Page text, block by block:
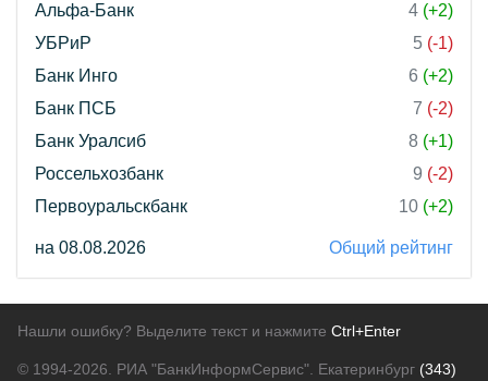
Альфа-Банк
4 (+2)
УБРиР
5 (-1)
Банк Инго
6 (+2)
Банк ПСБ
7 (-2)
Банк Уралсиб
8 (+1)
Россельхозбанк
9 (-2)
Первоуральскбанк
10 (+2)
на 08.08.2026 Общий рейтинг
Нашли ошибку? Выделите текст и нажмите Ctrl+Enter
© 1994-2026. РИА "БанкИнформСервис". Екатеринбург (343)